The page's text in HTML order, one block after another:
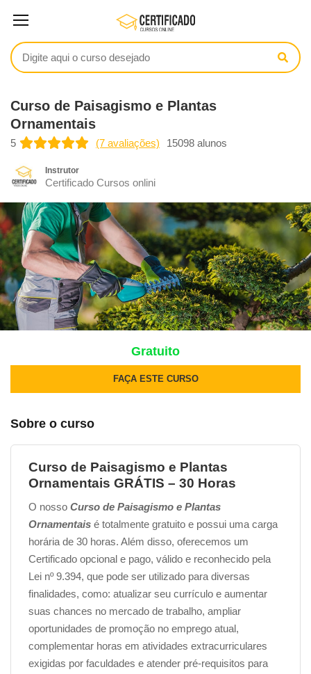
Curso de Paisagismo e Plantas
Ornamentais
5 (7 avaliações) 15098 alunos
Instrutor
Certificado Cursos onlini
Gratuito
FAÇA ESTE CURSO
Sobre o curso
Curso de Paisagismo e Plantas
Ornamentais GRÁTIS – 30 Horas
O nosso Curso de Paisagismo e Plantas
Ornamentais é totalmente gratuito e possui uma carga
horária de 30 horas. Além disso, oferecemos um
Certificado opcional e pago, válido e reconhecido pela
Lei nº 9.394, que pode ser utilizado para diversas
finalidades, como: atualizar seu currículo e aumentar
suas chances no mercado de trabalho, ampliar
oportunidades de promoção no emprego atual,
complementar horas em atividades extracurriculares
exigidas por faculdades e atender pré-requisitos para